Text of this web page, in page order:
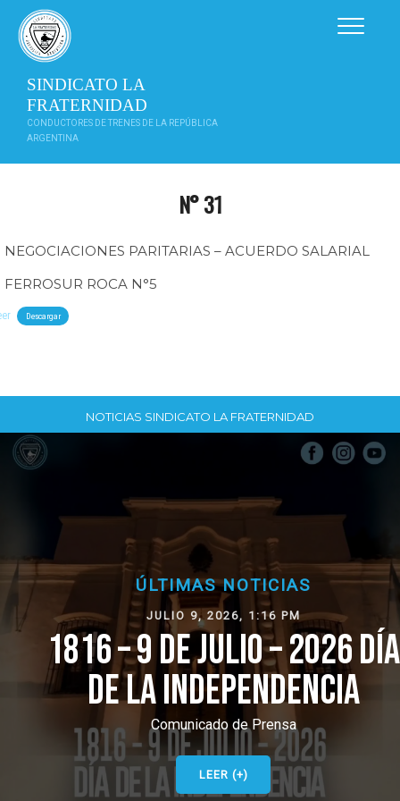
contenido
SINDICATO LA
FRATERNIDAD
CONDUCTORES DE TRENES DE LA REPÚBLICA
ARGENTINA
N° 31
NEGOCIACIONES PARITARIAS – ACUERDO SALARIAL
FERROSUR ROCA N°5
Descargar
NOTICIAS SINDICATO LA FRATERNIDAD
ÚLTIMAS NOTICIAS
JULIO 9, 2026, 1:16 PM
1816 – 9 DE JULIO – 2026 DÍA
DE LA INDEPENDENCIA
Comunicado de Prensa
LEER (+)